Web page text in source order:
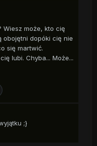
Wiesz może, kto cię
obojętni dopóki cię nie
się martwić.
lubi. Chyba... Może...
;}